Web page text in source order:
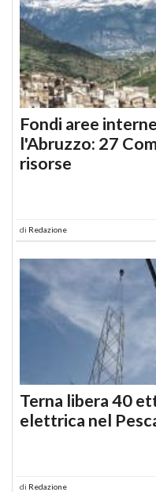
Fondi aree
l'Abruzzo: 27
risorse
di Redazione
Terna libera 40
elettrica nel
di Redazione